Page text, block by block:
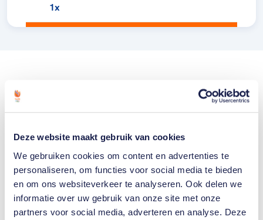
Deze website maakt gebruik van cookies
We gebruiken cookies om content en advertenties te
personaliseren, om functies voor social media te bieden
en om ons websiteverkeer te analyseren. Ook delen we
informatie over uw gebruik van onze site met onze
partners voor social media, adverteren en analyse. Deze
1x
Welke Nederlanders hebben er
ooit meegedaan aan de
Olympische Spelen?